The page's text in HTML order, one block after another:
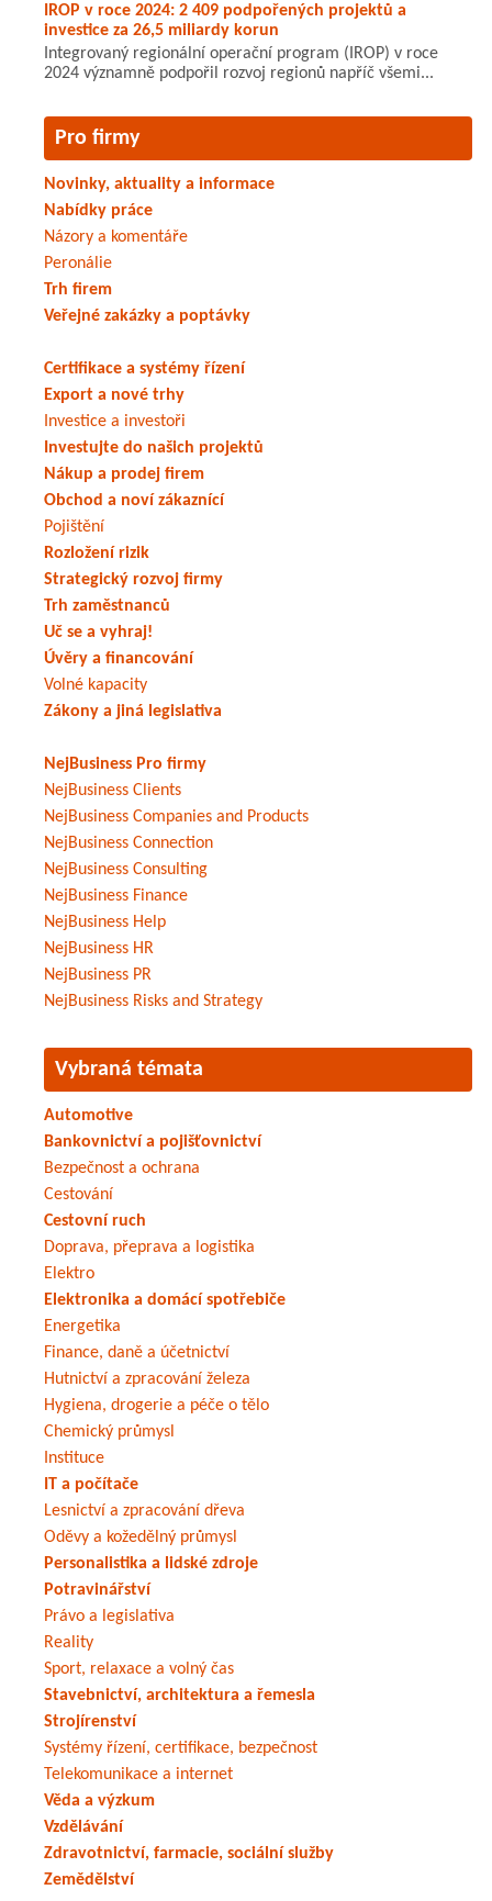
IROP v roce 2024: 2 409 podpořených projektů a
investice za 26,5 miliardy korun
Integrovaný regionální operační program (IROP) v roce
2024 významně podpořil rozvoj regionů napříč všemi...
Pro firmy
Novinky, aktuality a informace
Nabídky práce
Názory a komentáře
Peronálie
Trh firem
Veřejné zakázky a poptávky
Certifikace a systémy řízení
Export a nové trhy
Investice a investoři
Investujte do našich projektů
Nákup a prodej firem
Obchod a noví zákaznící
Pojištění
Rozložení rizik
Strategický rozvoj firmy
Trh zaměstnanců
Uč se a vyhraj!
Úvěry a financování
Volné kapacity
Zákony a jiná legislativa
NejBusiness Pro firmy
NejBusiness Clients
NejBusiness Companies and Products
NejBusiness Connection
NejBusiness Consulting
NejBusiness Finance
NejBusiness Help
NejBusiness HR
NejBusiness PR
NejBusiness Risks and Strategy
Vybraná témata
Automotive
Bankovnictví a pojišťovnictví
Bezpečnost a ochrana
Cestování
Cestovní ruch
Doprava, přeprava a logistika
Elektro
Elektronika a domácí spotřebiče
Energetika
Finance, daně a účetnictví
Hutnictví a zpracování železa
Hygiena, drogerie a péče o tělo
Chemický průmysl
Instituce
IT a počítače
Lesnictví a zpracování dřeva
Oděvy a kožedělný průmysl
Personalistika a lidské zdroje
Potravinářství
Právo a legislativa
Reality
Sport, relaxace a volný čas
Stavebnictví, architektura a řemesla
Strojírenství
Systémy řízení, certifikace, bezpečnost
Telekomunikace a internet
Věda a výzkum
Vzdělávání
Zdravotnictví, farmacie, sociální služby
Zemědělství